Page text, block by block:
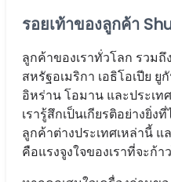
รอยเท้าของลูกค้า
ลูกค้าของเราทั่วโลก รวม
สหรัฐอเมริกา เอธิโอเปีย ยู
อิหร่าน โอมาน และประเ
เรารู้สึกเป็นเกียรติอย่างยิ่
ลูกค้าต่างประเทศเหล่านี้ แ
คือแรงจูงใจของเราที่จะก้